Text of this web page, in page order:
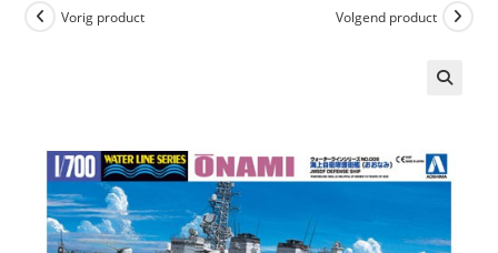
Vorig product Volgend product